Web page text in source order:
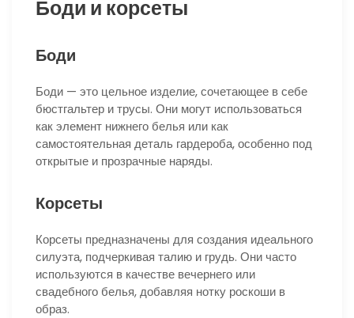
Боди и корсеты
Боди
Боди — это цельное изделие, сочетающее в себе
бюстгальтер и трусы. Они могут использоваться
как элемент нижнего белья или как
самостоятельная деталь гардероба, особенно под
открытые и прозрачные наряды.
Корсеты
Корсеты предназначены для создания идеального
силуэта, подчеркивая талию и грудь. Они часто
используются в качестве вечернего или
свадебного белья, добавляя нотку роскоши в
образ.